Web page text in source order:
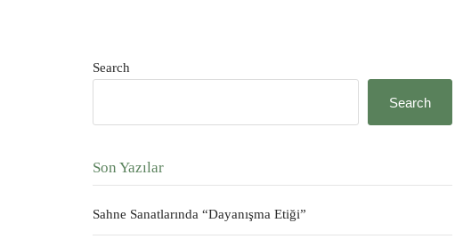
Search
Search
Son Yazılar
Sahne Sanatlarında “Dayanışma Etiği”